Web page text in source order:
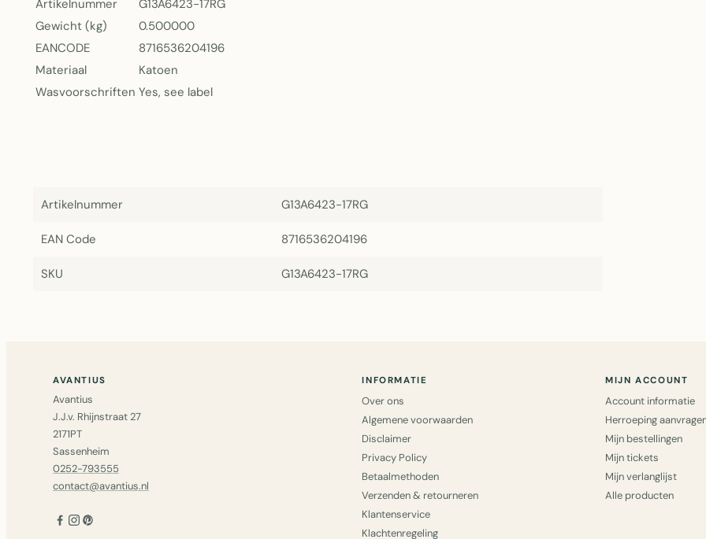
Artikelnummer
G13A6423-17RG
Gewicht (kg)
0.500000
EANCODE
8716536204196
Materiaal
Katoen
Wasvoorschriften Yes, see label
Artikelnummer G13A6423-17RG
EAN Code 8716536204196
SKU G13A6423-17RG
AVANTIUS
Avantius
J.J.v. Rhijnstraat 27
2171PT
Sassenheim
0252-793555
contact@avantius.nl
INFORMATIE
Over ons
Algemene voorwaarden
Disclaimer
Privacy Policy
Betaalmethoden
Verzenden & retourneren
Klantenservice
Klachtenregeling
MIJN ACCOUNT
Account informatie
Herroeping
Mijn bestellingen
Mijn tickets
Mijn verlanglijst
Alle producten